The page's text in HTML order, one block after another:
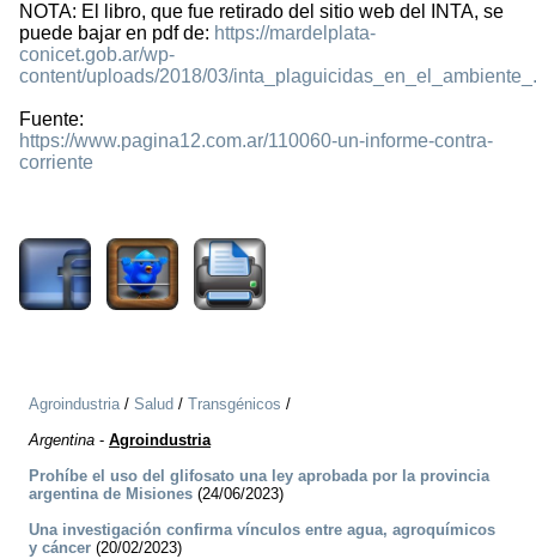
NOTA: El libro, que fue retirado del sitio web del INTA, se
puede bajar en pdf de: https://mardelplata-
conicet.gob.ar/wp-
content/uploads/2018/03/
Fuente:
https://www.pagina12.com.ar/110060-un-informe-contra-
corriente
Agroindustria/ Salud / Transgénicos /
Argentina - Agroindustria
Prohíbe el uso del glifosato una ley aprobada por la provincia
argentina de Misiones (24/06/2023)
Una investigación confirma vínculos entre agua, agroquímicos
y cáncer (20/02/2023)